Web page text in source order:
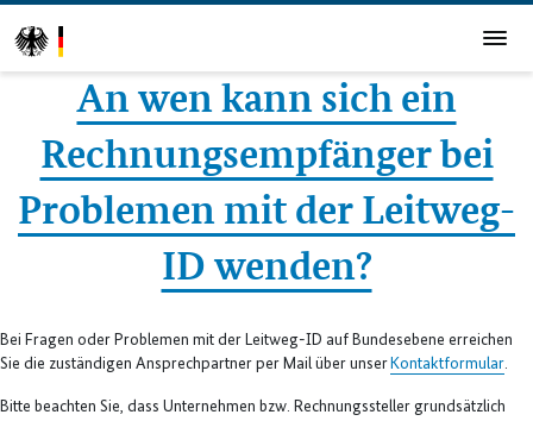
An wen kann sich ein
Rechnungsempfänger bei
Problemen mit der Leitweg-
ID wenden?
Bei Fragen oder Problemen mit der Leitweg-ID auf Bundesebene erreichen
Sie die zuständigen Ansprechpartner per Mail über unser Kontaktformular.
Bitte beachten Sie, dass Unternehmen bzw. Rechnungssteller grundsätzlich